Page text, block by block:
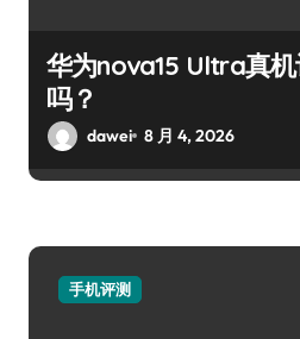
华为nova15 Ultra真
吗？
dawei 8 月 4, 2026
手机评测